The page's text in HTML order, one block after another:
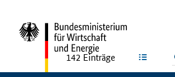
142 Einträge